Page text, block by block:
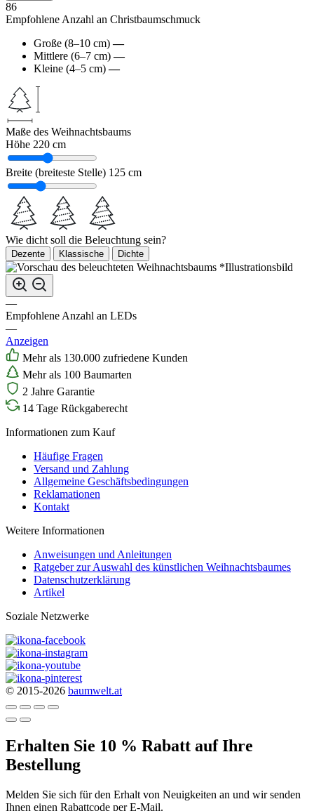
86
Empfohlene Anzahl an Christbaumschmuck
Große (8–10 cm) —
Mittlere (6–7 cm) —
Kleine (4–5 cm) —
Maße des Weihnachtsbaums
Höhe 220 cm
Breite (breiteste Stelle) 125 cm
Wie dicht soll die Beleuchtung sein?
Dezente Klassische Dichte
*Illustrationsbild
—
Empfohlene Anzahl an LEDs
—
Anzeigen
Mehr als 130.000 zufriedene Kunden
Mehr als 100 Baumarten
2 Jahre Garantie
14 Tage Rückgaberecht
Informationen zum Kauf
Häufige Fragen
Versand und Zahlung
Allgemeine Geschäftsbedingungen
Reklamationen
Kontakt
Weitere Informationen
Anweisungen und Anleitungen
Ratgeber zur Auswahl des künstlichen Weihnachtsbaumes
Datenschutzerklärung
Artikel
Soziale Netzwerke
© 2015-2026 baumwelt.at
Erhalten Sie 10 % Rabatt auf Ihre
Bestellung
Melden Sie sich für den Erhalt von Neuigkeiten an und wir senden
Ihnen einen Rabattcode per E-Mail.